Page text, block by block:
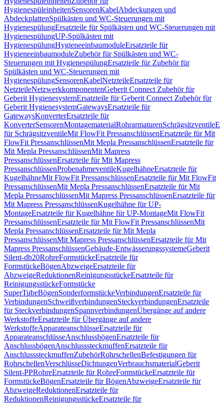
HygienespüleinheitenSensorenKabelAbdeckungen und
AbdeckplattenSpülkästen und WC-Steuerungen mit
HygienespülungErsatzteile für Spülkästen und WC-Steuerungen mit
HygienespülungUP-Spülkästen mit
HygienespülungHygieneeinbaumoduleErsatzteile für
HygieneeinbaumoduleZubehör für Spülkästen und WC-
Steuerungen mit HygienespülungErsatzteile für Zubehör für
Spülkästen und WC-Steuerungen mit
HygienespülungSensorenKabelNetzteileErsatzteile für
NetzteileNetzwerkkomponentenGeberit Connect Zubehör für
Geberit HygienesystemErsatzteile für Geberit Connect Zubehör für
Geberit HygienesystemGatewaysErsatzteile für
GatewaysKonverterErsatzteile für
KonverterSensorenMontagematerialRohrarmaturenSchrägsitzventile
für SchrägsitzventileMit FlowFit PressanschlüssenErsatzteile für Mit
FlowFit PressanschlüssenMit Mepla PressanschlüssenErsatzteile für
Mit Mepla PressanschlüssenMit Mapress
PressanschlüssenErsatzteile für Mit Mapress
PressanschlüssenProbenahmeventileKugelhähneErsatzteile für
KugelhähneMit FlowFit PressanschlüssenErsatzteile für Mit FlowFit
PressanschlüssenMit Mepla PressanschlüssenErsatzteile für Mit
Mepla PressanschlüssenMit Mapress PressanschlüssenErsatzteile für
Mit Mapress PressanschlüssenKugelhähne für UP-
MontageErsatzteile für Kugelhähne für UP-MontageMit FlowFit
PressanschlüssenErsatzteile für Mit FlowFit PressanschlüssenMit
Mepla PressanschlüssenErsatzteile für Mit Mepla
PressanschlüssenMit Mapress PressanschlüssenErsatzteile für Mit
Mapress PressanschlüssenGebäude-EntwässerungssystemeGeberit
Silent-db20RohreFormstückeErsatzteile für
FormstückeBögenAbzweigeErsatzteile für
AbzweigeReduktionenReinigungsstückeErsatzteile für
ReinigungsstückeFormstücke
SuperTubeBögenSonderformstückeVerbindungenErsatzteile für
VerbindungenSchweißverbindungenSteckverbindungenErsatzteile
für SteckverbindungenSpannverbindungenÜbergänge auf andere
WerkstoffeErsatzteile für Übergänge auf andere
WerkstoffeApparateanschlüsseErsatzteile für
ApparateanschlüsseAnschlussbögenErsatzteile für
AnschlussbögenAnschlusssteckmuffenErsatzteile für
AnschlusssteckmuffenZubehörRohrschellenBefestigungen für
RohrschellenVerschlüsseDichtungenVerbrauchsmaterialGeberit
Silent-PPRohreErsatzteile für RohreFormstückeErsatzteile für
FormstückeBögenErsatzteile für BögenAbzweigeErsatzteile für
AbzweigeReduktionenErsatzteile für
ReduktionenReinigungsstückeErsatzteile für